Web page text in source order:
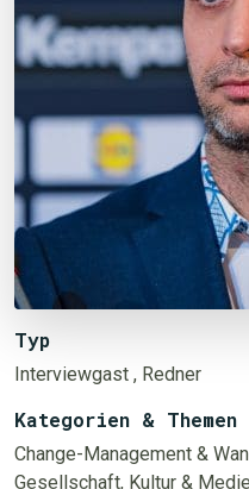
Typ
Interviewgast , Redner
Kategorien & Themen
Change-Management &
Gesellschaft, Kultur &